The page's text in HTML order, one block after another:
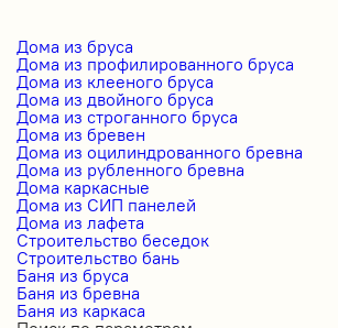
Дома из бруса
Дома из профилированного бруса
Дома из клееного бруса
Дома из двойного бруса
Дома из строганного бруса
Дома из бревен
Дома из оцилиндрованного бревна
Дома из рубленного бревна
Дома каркасные
Дома из СИП панелей
Дома из лафета
Строительство беседок
Строительство бань
Баня из бруса
Баня из бревна
Баня из каркаса